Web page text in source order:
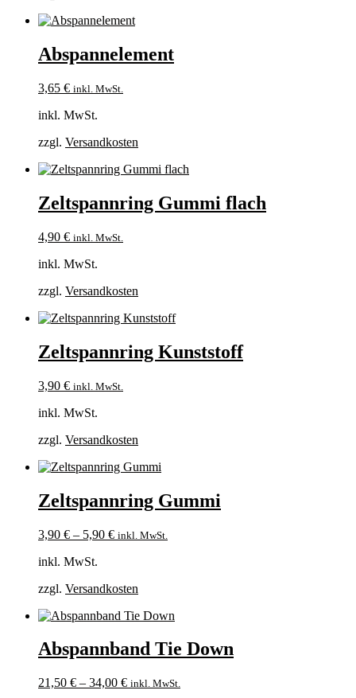
Abspannelement
3,65 € inkl. MwSt.
inkl. MwSt.
zzgl. Versandkosten
Zeltspannring Gummi flach
4,90 € inkl. MwSt.
inkl. MwSt.
zzgl. Versandkosten
Zeltspannring Kunststoff
3,90 € inkl. MwSt.
inkl. MwSt.
zzgl. Versandkosten
Zeltspannring Gummi
3,90 € – 5,90 € inkl. MwSt.
inkl. MwSt.
zzgl. Versandkosten
Abspannband Tie Down
21,50 € – 34,00 € inkl. MwSt.